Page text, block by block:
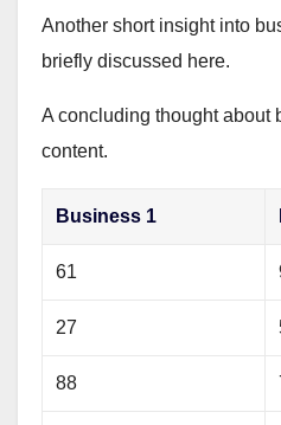
Another short insight into
briefly discussed here.
A concluding thought about
content.
Business 1
61
27
88